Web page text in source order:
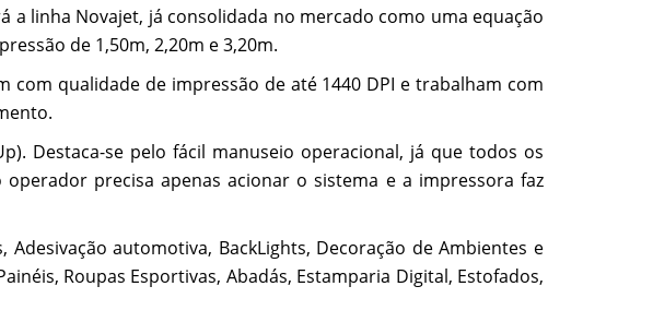
a linha Novajet, já consolidada no mercado como uma equação
de 1,50m, 2,20m e 3,20m.
com qualidade de impressão de até 1440 DPI e trabalham com
Destaca-se pelo fácil manuseio operacional, já que todos os
precisa apenas acionar o sistema e a impressora faz
automotiva, BackLights, Decoração de Ambientes e
Roupas Esportivas, Abadás, Estamparia Digital, Estofados,